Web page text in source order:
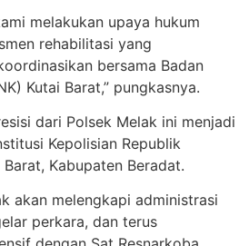
melakukan upaya hukum
rehabilitasi yang
bersama Badan
Kutai Barat,” pungkasnya.
dari Polsek Melak ini menjadi
Kepolisian Republik
Kabupaten Beradat.
akan melengkapi administrasi
perkara, dan terus